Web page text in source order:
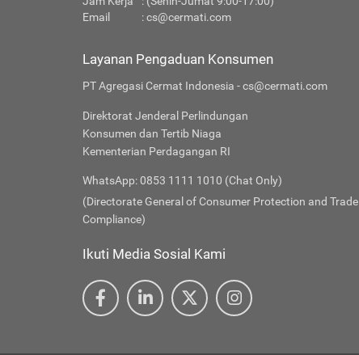
Email
:cs@cermati.com
Layanan Pengaduan Konsumen
PT Agregasi Cermat Indonesia - cs@cermati.com
Direktorat Jenderal Perlindungan
Konsumen dan Tertib Niaga
Kementerian Perdagangan RI
WhatsApp: 0853 1111 1010 (Chat Only)
(Directorate General of Consumer Protection and Trade
Compliance)
Ikuti Media Sosial Kami